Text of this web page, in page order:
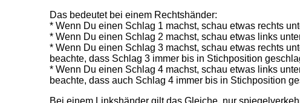
Das bedeutet bei einem Rechtshänder:
* Wenn Du einen Schlag 1 machst, schau etwas rechts
* Wenn Du einen Schlag 2 machst, schau etwas links
* Wenn Du einen Schlag 3 machst, schau etwas rechts
beachte, dass Schlag 3 immer bis in Stichposition
* Wenn Du einen Schlag 4 machst, schau etwas links
beachte, dass auch Schlag 4 immer bis in Stichposition
Bei einem Linkshänder gilt das Gleiche, nur